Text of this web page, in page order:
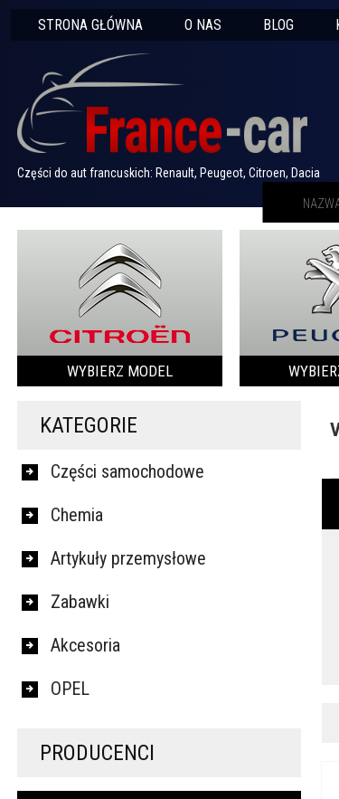
STRONA GŁÓWNA O NAS BLOG
Części do aut francuskich: Renault, Peugeot, Citroen, Dacia
WYBIERZ MODEL
KATEGORIE
Części samochodowe
Chemia
Artykuły przemysłowe
Zabawki
Akcesoria
OPEL
PRODUCENCI